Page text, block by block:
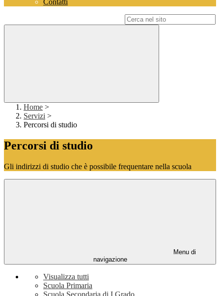
Contatti
Home >
Servizi >
Percorsi di studio
Percorsi di studio
Gli indirizzi di studio che è possibile frequentare nella scuola
Menu di
navigazione
Visualizza tutti
Scuola Primaria